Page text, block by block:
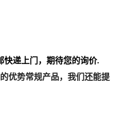
快递上门，期待您的询价.
优势常规产品，我们还能提